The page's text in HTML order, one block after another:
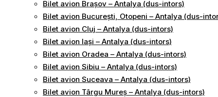
Bilet avion Brașov – Antalya (dus-intors)
Bilet avion București, Otopeni – Antalya (dus-
Bilet avion Cluj – Antalya (dus-intors)
Bilet avion Iași – Antalya (dus-intors)
Bilet avion Oradea – Antalya (dus-intors)
Bilet avion Sibiu – Antalya (dus-intors)
Bilet avion Suceava – Antalya (dus-intors)
Bilet avion Târgu Mureș – Antalya (dus-intors)